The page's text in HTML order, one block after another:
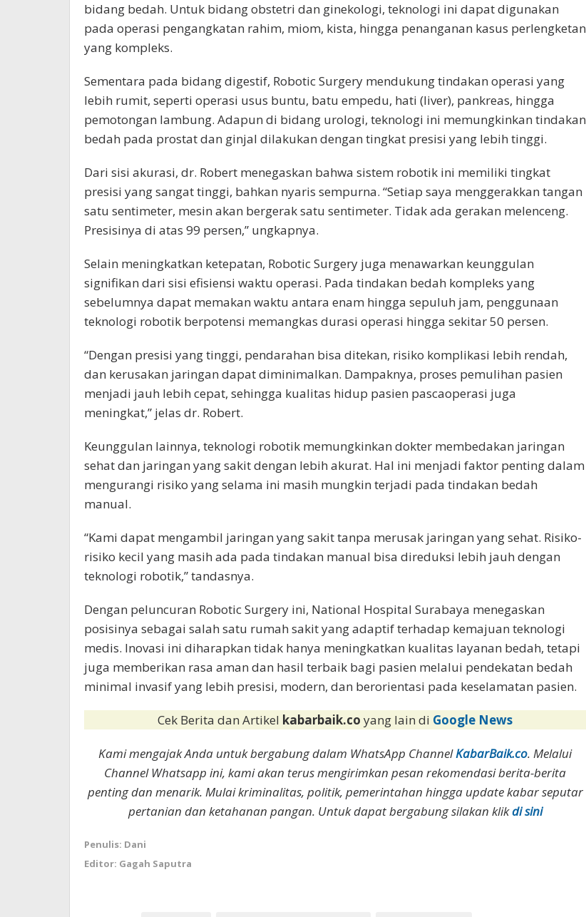
bidang bedah. Untuk bidang obstetri dan ginekologi, teknologi ini dapat digunakan
pada operasi pengangkatan rahim, miom, kista, hingga penanganan kasus perlengketan
yang kompleks.
Sementara pada bidang digestif, Robotic Surgery mendukung tindakan operasi yang
lebih rumit, seperti operasi usus buntu, batu empedu, hati (liver), pankreas, hingga
pemotongan lambung. Adapun di bidang urologi, teknologi ini memungkinkan tindakan
bedah pada prostat dan ginjal dilakukan dengan tingkat presisi yang lebih tinggi.
Dari sisi akurasi, dr. Robert menegaskan bahwa sistem robotik ini memiliki tingkat
presisi yang sangat tinggi, bahkan nyaris sempurna. “Setiap saya menggerakkan tangan
satu sentimeter, mesin akan bergerak satu sentimeter. Tidak ada gerakan melenceng.
Presisinya di atas 99 persen,” ungkapnya.
Selain meningkatkan ketepatan, Robotic Surgery juga menawarkan keunggulan
signifikan dari sisi efisiensi waktu operasi. Pada tindakan bedah kompleks yang
sebelumnya dapat memakan waktu antara enam hingga sepuluh jam, penggunaan
teknologi robotik berpotensi memangkas durasi operasi hingga sekitar 50 persen.
“Dengan presisi yang tinggi, pendarahan bisa ditekan, risiko komplikasi lebih rendah,
dan kerusakan jaringan dapat diminimalkan. Dampaknya, proses pemulihan pasien
menjadi jauh lebih cepat, sehingga kualitas hidup pasien pascaoperasi juga
meningkat,” jelas dr. Robert.
Keunggulan lainnya, teknologi robotik memungkinkan dokter membedakan jaringan
sehat dan jaringan yang sakit dengan lebih akurat. Hal ini menjadi faktor penting dalam
mengurangi risiko yang selama ini masih mungkin terjadi pada tindakan bedah
manual.
“Kami dapat mengambil jaringan yang sakit tanpa merusak jaringan yang sehat. Risiko-
risiko kecil yang masih ada pada tindakan manual bisa direduksi lebih jauh dengan
teknologi robotik,” tandasnya.
Dengan peluncuran Robotic Surgery ini, National Hospital Surabaya menegaskan
posisinya sebagai salah satu rumah sakit yang adaptif terhadap kemajuan teknologi
medis. Inovasi ini diharapkan tidak hanya meningkatkan kualitas layanan bedah, tetapi
juga memberikan rasa aman dan hasil terbaik bagi pasien melalui pendekatan bedah
minimal invasif yang lebih presisi, modern, dan berorientasi pada keselamatan pasien.
Cek Berita dan Artikel kabarbaik.coyang lain di Google News
Kami mengajak Anda untuk bergabung dalam WhatsApp ChannelKabarBaik.co. Melalui
Channel Whatsapp ini, kami akan terus mengirimkan pesan rekomendasi berita-berita
penting dan menarik. Mulai kriminalitas, politik, pemerintahan hingga update kabar seputar
pertanian dan ketahanan pangan. Untuk dapat bergabung silakan klikdi sini
Penulis: Dani
Editor: Gagah Saputra